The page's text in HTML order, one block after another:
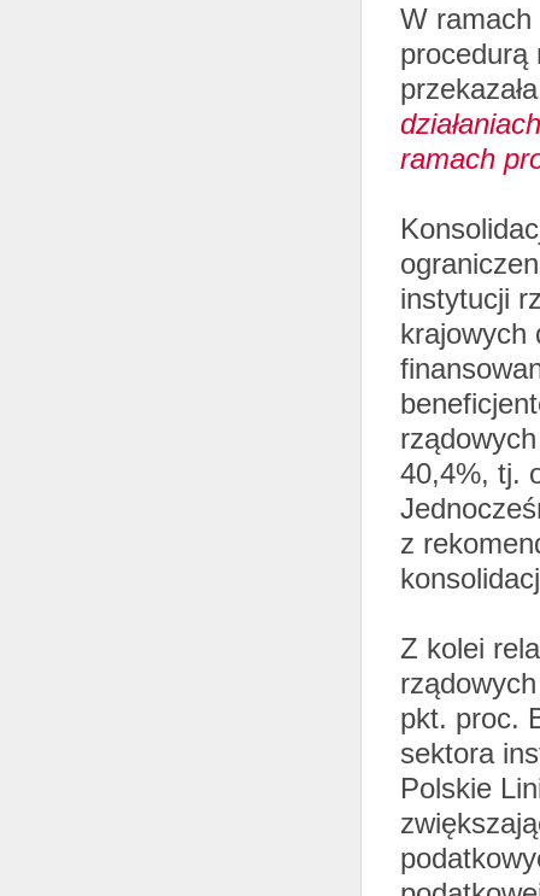
W ramach
procedurą
ramach
instytucji
krajowych
40,4%, tj.
z
Z kolei
pkt. proc.
sektora
Polskie